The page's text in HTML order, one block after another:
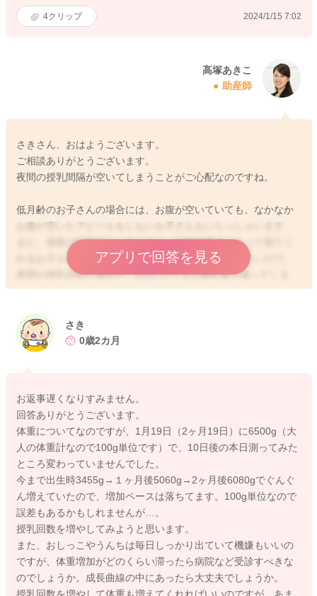
4クリップ 2024/1/15 7:02
高塚あきこ
助産師
さきさん、おはようございます。
ご相談ありがとうございます。
夜間の授乳間隔が空いてしまうことがご心配なのですね。
低月齢のお子さんの場合には、お腹が空いていても、なかなか
お腹が空いたアピールをしないお子さんもいらっしゃいます。
また、昼夜の区別がついてくると、比較的夜まとまって寝てく
れるお子さんも増えてきますが、まだ胃の容量も小さいので、
夜間の授乳回数が減ると、1日のトータル哺乳量が減ってしま
い、体重増加が緩やかになってしまうことがあります。おっぱ
能性があります。ですので、お子さんがあまり欲しがらなかっ
たとしても、4〜5時間に1回程度は授乳なさった方がいいと言わ
す。今、夜間に8〜9時間空いてしまうということでしたら、一
度起こして飲ませていただくと安心かもしれませんね。一般的
には、生後半年ごろになれば、おっぱいの分泌も安定してくる
と言われていますので、夜間にお子さんが起きなければ起こし
て授乳する必要は無くなってくると言われていますよ。
アプリで回答を見る
さき
0歳2カ月
お返事遅くなりすみません。
回答ありがとうございます。
体重についてなのですが、1月19日（2ヶ月19日）に6500g（大
人の体重計なので100g単位です）で、10日後の本日測ってみた
ところ変わっていませんでした。
今まで出生時3455g→１ヶ月後5060g→2ヶ月後6080gでぐんぐ
ん増えていたので、増加ペースは落ちてます。100g単位なので
誤差もあるかもしれませんが…。
授乳回数を増やしてみようと思います。
また、おしっこやうんちは毎日しっかり出ていて機嫌もいいの
ですが、体重増加がどのくらい滞ったら病院など受診すべきな
のでしょうか。成長曲線の中にあったら大丈夫でしょうか。